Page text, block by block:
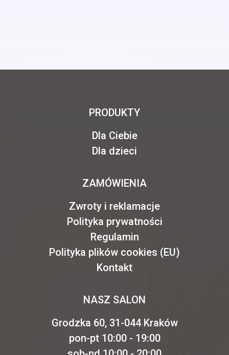
PRODUKTY
Dla Ciebie
Dla dzieci
ZAMÓWIENIA
Zwroty i reklamacje
Polityka prywatności
Regulamin
Polityka plików cookies (EU)
Kontakt
NASZ SALON
Grodzka 60, 31-044 Kraków
pon-pt 10:00 - 19:00